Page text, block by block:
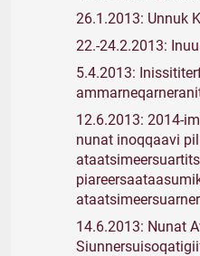
26.1.2013: Unnuk
22.-24.2.2013:
5.4.2013:
12.6.2013: 2014-
nunat inoqqaavi
14.6.2013: Nunat